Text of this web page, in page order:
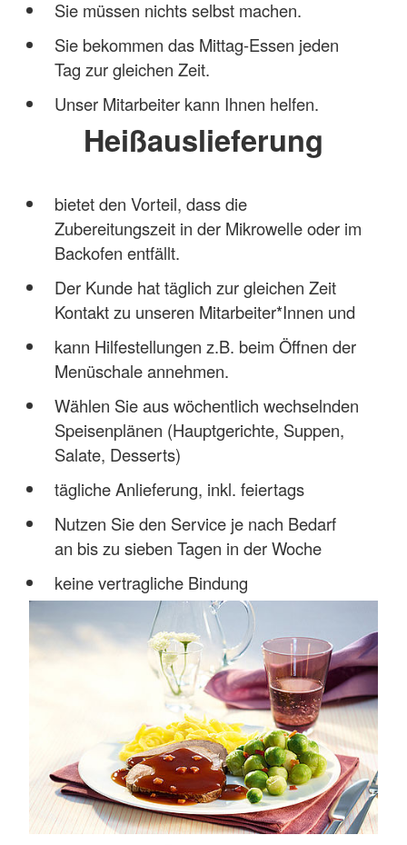
Sie müssen nichts selbst machen.
Sie bekommen das Mittag-Essen jeden
Tag zur gleichen Zeit.
Unser Mitarbeiter kann Ihnen helfen.
Heißauslieferung
bietet den Vorteil, dass die
Zubereitungszeit in der Mikrowelle oder im
Backofen entfällt.
Der Kunde hat täglich zur gleichen Zeit
Kontakt zu unseren Mitarbeiter*Innen und
kann Hilfestellungen z.B. beim Öffnen der
Menüschale annehmen.
Wählen Sie aus wöchentlich wechselnden
Speisenplänen (Hauptgerichte, Suppen,
Salate, Desserts)
tägliche Anlieferung, inkl. feiertags
Nutzen Sie den Service je nach Bedarf
an bis zu sieben Tagen in der Woche
keine vertragliche Bindung